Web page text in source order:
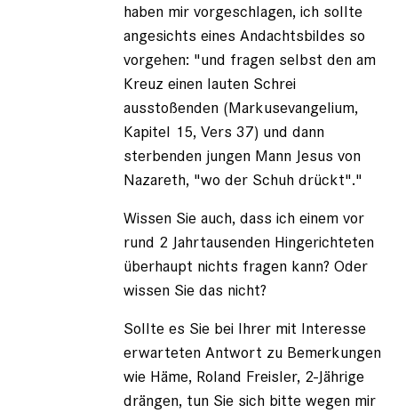
haben mir vorgeschlagen, ich sollte
angesichts eines Andachtsbildes so
vorgehen: "und fragen selbst den am
Kreuz einen lauten Schrei
ausstoßenden (Markusevangelium,
Kapitel 15, Vers 37) und dann
sterbenden jungen Mann Jesus von
Nazareth, "wo der Schuh drückt"."
Wissen Sie auch, dass ich einem vor
rund 2 Jahrtausenden Hingerichteten
überhaupt nichts fragen kann? Oder
wissen Sie das nicht?
Sollte es Sie bei Ihrer mit Interesse
erwarteten Antwort zu Bemerkungen
wie Häme, Roland Freisler, 2-Jährige
drängen, tun Sie sich bitte wegen mir